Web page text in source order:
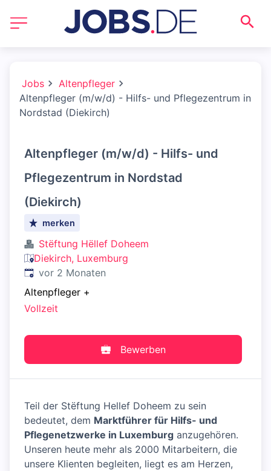
Jobs
Altenpfleger
Altenpfleger (m/w/d) - Hilfs- und Pflegezentrum in
Nordstad (Diekirch)
Altenpfleger (m/w/d) - Hilfs- und
Pflegezentrum in Nordstad
(Diekirch)
merken
Stëftung Hëllef Doheem
Diekirch, Luxemburg
Veröffentlicht:
vor 2 Monaten
Altenpfleger +
Vollzeit
Bewerben
Teil der Stëftung Hellef Doheem zu sein
bedeutet, dem Marktführer für Hilfs- und
Pflegenetzwerke in Luxemburg anzugehören.
Unseren heute mehr als 2000 Mitarbeitern, die
unsere Klienten begleiten, liegt es am Herzen,